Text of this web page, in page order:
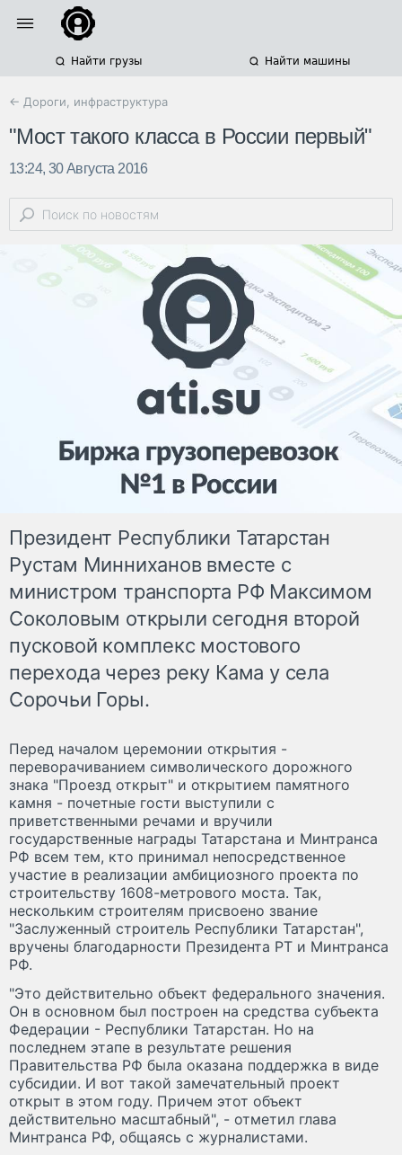
Найти грузы Найти машины
← Дороги, инфраструктура
"Мост такого класса в России первый"
13:24, 30 Августа 2016
Президент Республики Татарстан
Рустам Минниханов вместе с
министром транспорта РФ Максимом
Соколовым открыли сегодня второй
пусковой комплекс мостового
перехода через реку Кама у села
Сорочьи Горы.
Перед началом церемонии открытия -
переворачиванием символического дорожного
знака "Проезд открыт" и открытием памятного
камня - почетные гости выступили с
приветственными речами и вручили
государственные награды Татарстана и Минтранса
РФ всем тем, кто принимал непосредственное
участие в реализации амбициозного проекта по
строительству 1608-метрового моста. Так,
нескольким строителям присвоено звание
"Заслуженный строитель Республики Татарстан",
вручены благодарности Президента РТ и Минтранса
РФ.
"Это действительно объект федерального значения.
Он в основном был построен на средства субъекта
Федерации - Республики Татарстан. Но на
последнем этапе в результате решения
Правительства РФ была оказана поддержка в виде
субсидии. И вот такой замечательный проект
открыт в этом году. Причем этот объект
действительно масштабный", - отметил глава
Минтранса РФ, общаясь с журналистами.